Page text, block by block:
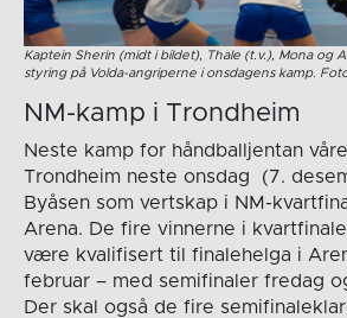
Kaptein Sherin (midt i bildet), Thale (t.v.), Mona og
styring på Volda-angriperne i onsdagens kamp.
NM-kamp i Trondheim
Neste kamp for håndballjentan
Trondheim neste onsdag (7.
Byåsen som vertskap i NM-
Arena. De fire vinnerne i
være kvalifisert til finalehelga i
februar – med semifinaler fredag
Der skal også de fire